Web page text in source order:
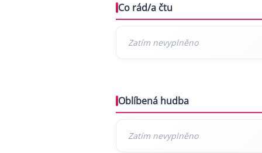
Co rád/a čtu
Oblíbená hudba